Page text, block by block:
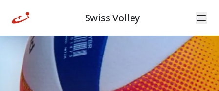
Swiss Volley